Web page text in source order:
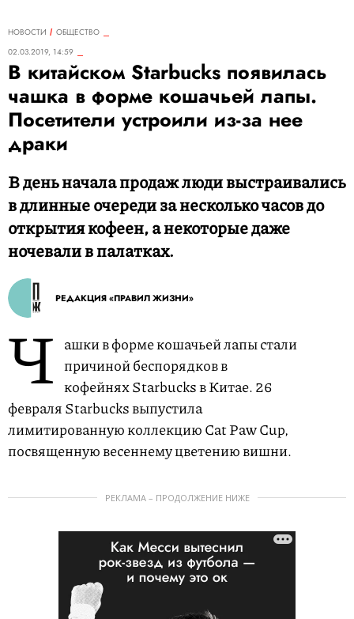
НОВОСТИ
ОБЩЕСТВО
02.03.2019, 14:59
В китайском Starbucks появилась
чашка в форме кошачьей лапы.
Посетители устроили из-за нее
драки
В день начала продаж люди выстраивались
в длинные очереди за несколько часов до
открытия кофеен, а некоторые даже
ночевали в палатках.
РЕДАКЦИЯ «ПРАВИЛ ЖИЗНИ»
Ч ашки в форме кошачьей лапы стали
причиной беспорядков в
кофейнях Starbucks в Китае. 26
февраля Starbucks выпустила
лимитированную коллекцию Cat Paw Cup,
посвященную весеннему цветению вишни.
РЕКЛАМА – ПРОДОЛЖЕНИЕ НИЖЕ